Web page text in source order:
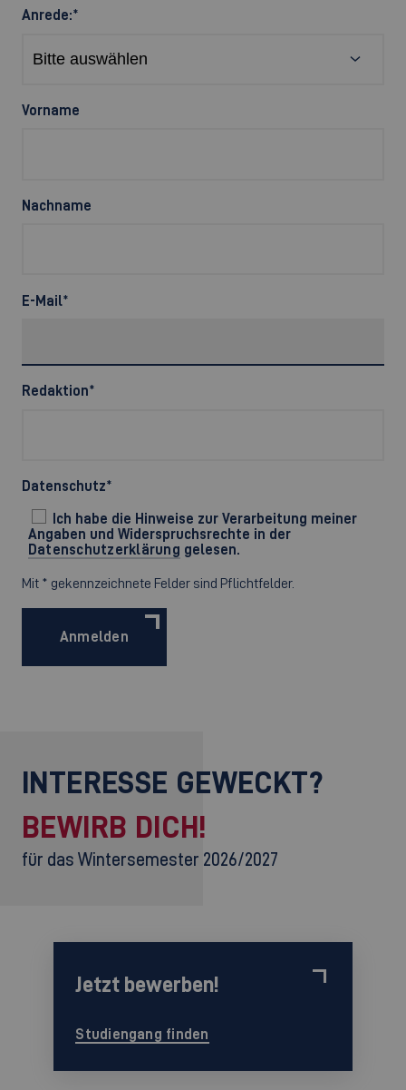
Anrede:*
Vorname
Nachname
E-Mail*
Redaktion*
Datenschutz*
Angaben und Widerspruchsrechte in der
Datenschutzerklärung gelesen.
Mit * gekennzeichnete Felder sind Pflichtfelder.
Anmelden
INTERESSE GEWECKT?
BEWIRB DICH!
für das Wintersemester 2026/2027
Jetzt bewerben!
Studiengang finden